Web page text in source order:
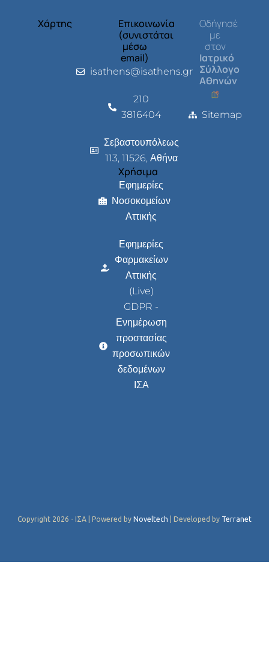
Χάρτης
Επικοινωνία
(συνιστάται
μέσω
email)
isathens@isathens.gr
210
3816404
Σεβαστουπόλεως
113, 11526, Αθήνα
Χρήσιμα
Εφημερίες
Νοσοκομείων
Αττικής
Εφημερίες
Φαρμακείων
Αττικής
(Live)
GDPR -
Ενημέρωση
προστασίας
προσωπικών
δεδομένων
ΙΣΑ
Οδήγησέ
με
στον
Ιατρικό
Σύλλογο
Αθηνών
Sitemap
Copyright 2026 - ΙΣΑ | Powered by Noveltech | Developed by Terranet